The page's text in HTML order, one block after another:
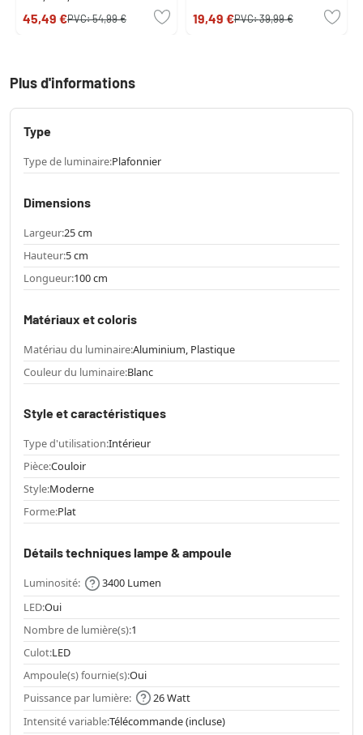
45,49 €PVC:54,99 € 19,49 €PVC:39,99 €
Plus d'informations
Type
Type de luminaire:Plafonnier
Dimensions
Largeur:25 cm
Hauteur:5 cm
Longueur:100 cm
Matériaux et coloris
Matériau du luminaire:Aluminium, Plastique
Couleur du luminaire:Blanc
Style et caractéristiques
Type d'utilisation:Intérieur
Pièce:Couloir
Style:Moderne
Forme:Plat
Détails techniques lampe & ampoule
Luminosité:
3400 Lumen
LED:Oui
Nombre de lumière(s):1
Culot:LED
Ampoule(s) fournie(s):Oui
Puissance par lumière:
26 Watt
Intensité variable:Télécommande (incluse)